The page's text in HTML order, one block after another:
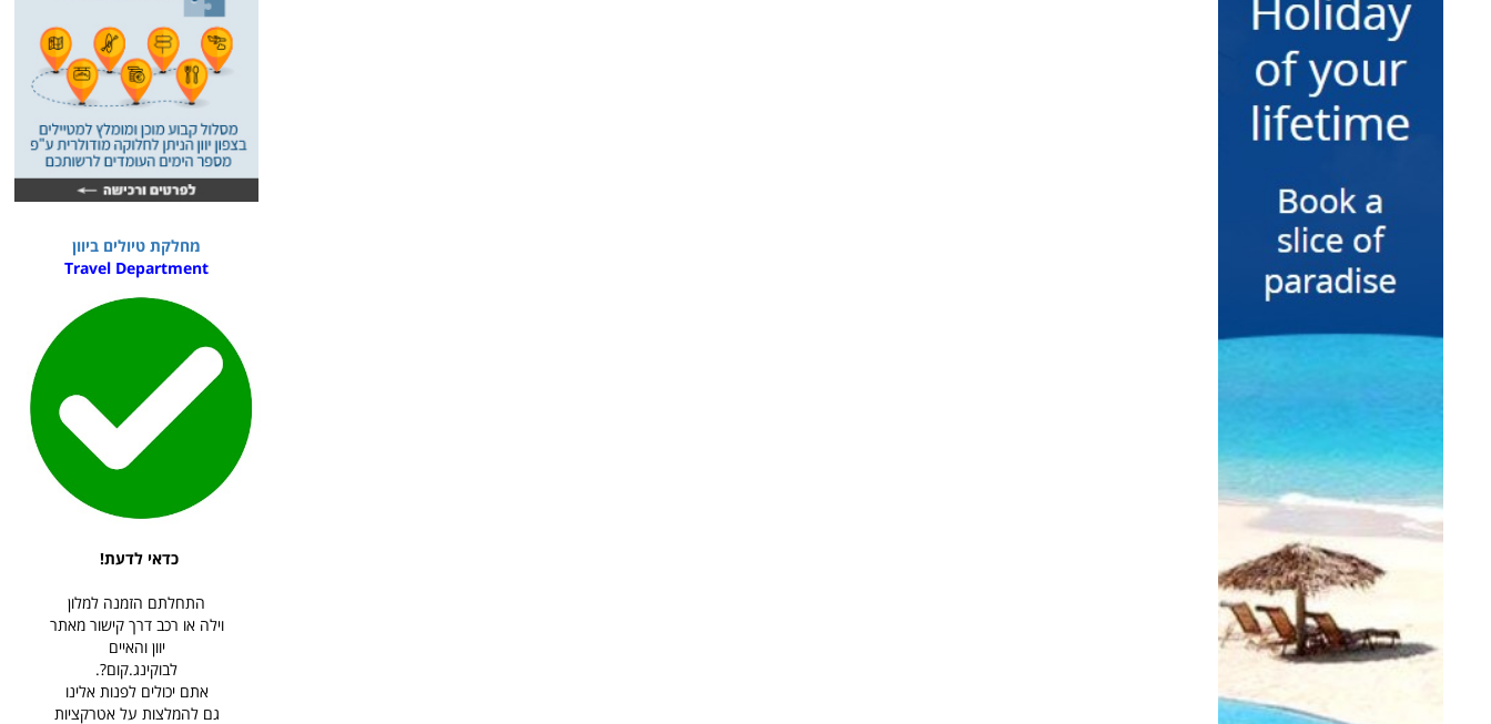
מחלקת טיולים ביוון
Travel Department
כדאי לדעת!
התחלתם הזמנה למלון
וילה או רכב דרך קישור מאתר
יוון והאיים
לבוקינג.קום?.
אתם יכולים לפנות אלינו
גם להמלצות על אטרקציות